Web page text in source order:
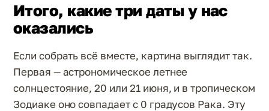
Итого, какие три даты у нас
оказались
Если собрать всё вместе, картина выглядит так.
Первая — астрономическое летнее
солнцестояние, 20 или 21 июня, и в тропическом
Зодиаке оно совпадает с 0 градусов Рака. Эту